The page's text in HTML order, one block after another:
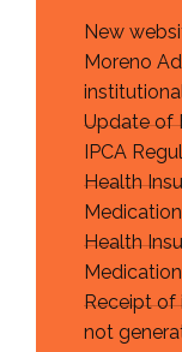
New
Moreno
Update of
IPCA
Health
Health
Receipt of
not